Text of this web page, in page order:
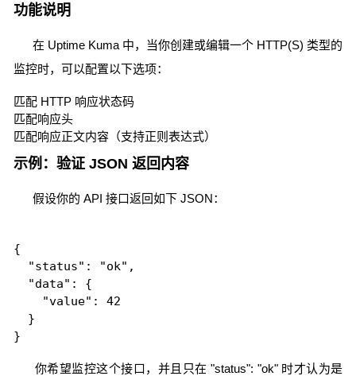
功能说明
在 Uptime Kuma 中，当你创建或编辑一个 HTTP(S) 类型的
监控时，可以配置以下选项：
匹配 HTTP 响应状态码
匹配响应头
匹配响应正文内容（支持正则表达式）
示例：验证 JSON 返回内容
假设你的 API 接口返回如下 JSON：
{
  "status": "ok",
  "data": {
    "value": 42
  }
你希望监控这个接口，并且只在 "status": "ok" 时才认为是